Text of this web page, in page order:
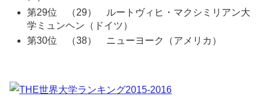
第29位 （29） ルートヴィヒ・マクシミリアン大
学ミュンヘン（ドイツ）
第30位 （38） ニューヨーク（アメリカ）